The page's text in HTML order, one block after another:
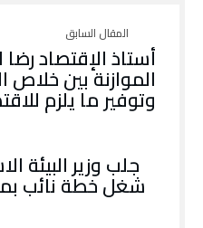
أستاذ الإقتصاد
الموازنة بين خلاص
وتوفير ما يلزم
جلب وزير البيئة
شغل خطة نائب